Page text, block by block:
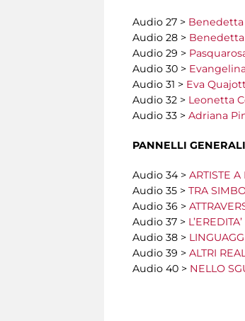
Audio 27 >
Audio 28 >
Audio 29 >
Audio 30 >
Audio 31 > Eva
Audio 32 > Leonetta
Audio 33 > Adriana
PANNELLI GENERALI
Audio 34 > ARTISTE
Audio 35 > TRA
Audio 36 >
Audio 37 >
Audio 38 >
Audio 39 > ALTRI
Audio 40 > NELLO